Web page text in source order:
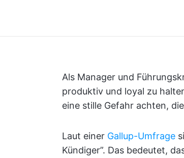
Als Manager und
produktiv und loyal zu
eine stille Gefahr achten,
Laut einer Gallup-Umfrage
Kündiger”. Das bedeutet,